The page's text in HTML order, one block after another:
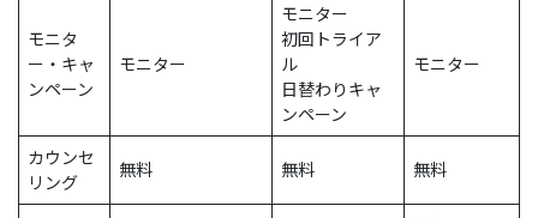
モニタ
ー・キャ
ンペーン
モニター
モニター
初回トライア
ル
日替わりキャ
ンペーン
モニター
カウンセ
リング
無料 無料 無料